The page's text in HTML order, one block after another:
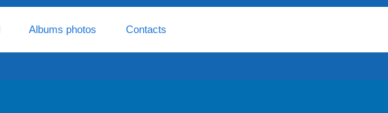
Albums photos Contacts